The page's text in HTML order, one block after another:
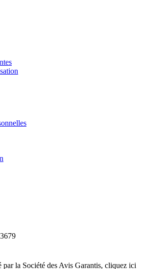
par la Société des Avis Garantis, cliquez ici